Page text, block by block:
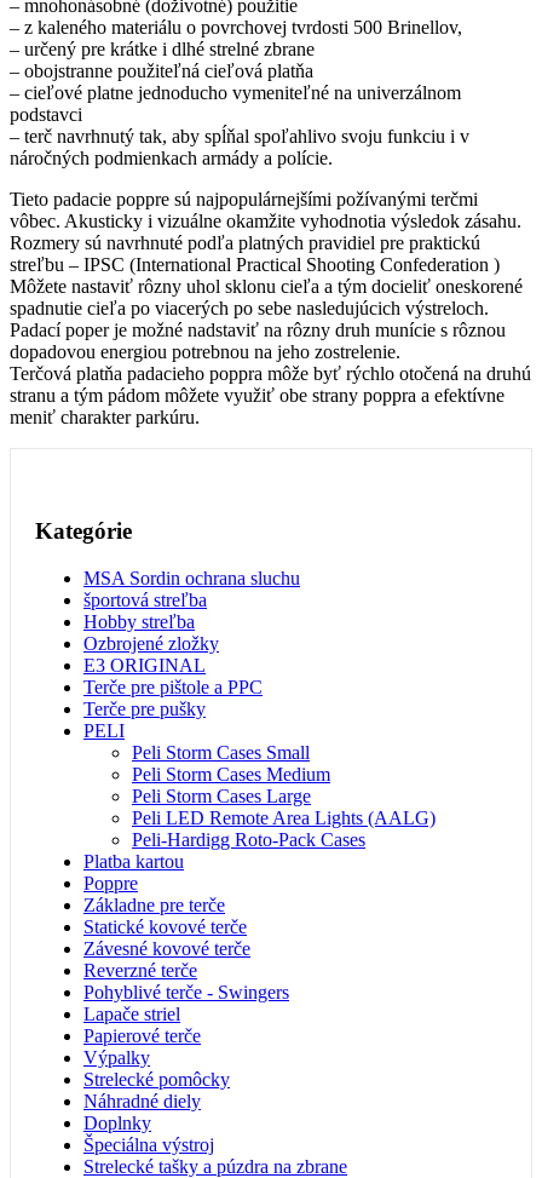
– mnohonásobné (doživotné) použitie
– z kaleného materiálu o povrchovej tvrdosti 500 Brinellov,
– určený pre krátke i dlhé strelné zbrane
– obojstranne použiteľná cieľová platňa
– cieľové platne jednoducho vymeniteľné na univerzálnom
podstavci
– terč navrhnutý tak, aby spĺňal spoľahlivo svoju funkciu i v
náročných podmienkach armády a polície.
Tieto padacie poppre sú najpopulárnejšími požívanými terčmi
vôbec. Akusticky i vizuálne okamžite vyhodnotia výsledok zásahu.
Rozmery sú navrhnuté podľa platných pravidiel pre praktickú
streľbu – IPSC (International Practical Shooting Confederation )
Môžete nastaviť rôzny uhol sklonu cieľa a tým docieliť oneskorené
spadnutie cieľa po viacerých po sebe nasledujúcich výstreloch.
Padací poper je možné nadstaviť na rôzny druh munície s rôznou
dopadovou energiou potrebnou na jeho zostrelenie.
Terčová platňa padacieho poppra môže byť rýchlo otočená na druhú
stranu a tým pádom môžete využiť obe strany poppra a efektívne
meniť charakter parkúru.
Kategórie
MSA Sordin ochrana sluchu
športová streľba
Hobby streľba
Ozbrojené zložky
E3 ORIGINAL
Terče pre pištole a PPC
Terče pre pušky
PELI
Peli Storm Cases Small
Peli Storm Cases Medium
Peli Storm Cases Large
Peli LED Remote Area Lights (AALG)
Peli-Hardigg Roto-Pack Cases
Platba kartou
Poppre
Základne pre terče
Statické kovové terče
Závesné kovové terče
Reverzné terče
Pohyblivé terče - Swingers
Lapače striel
Papierové terče
Výpalky
Strelecké pomôcky
Náhradné diely
Doplnky
Špeciálna výstroj
Strelecké tašky a púzdra na zbrane